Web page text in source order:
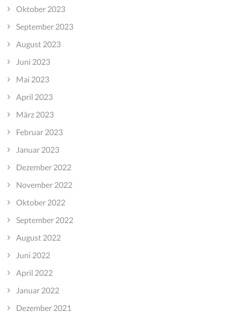
Oktober 2023
September 2023
August 2023
Juni 2023
Mai 2023
April 2023
März 2023
Februar 2023
Januar 2023
Dezember 2022
November 2022
Oktober 2022
September 2022
August 2022
Juni 2022
April 2022
Januar 2022
Dezember 2021